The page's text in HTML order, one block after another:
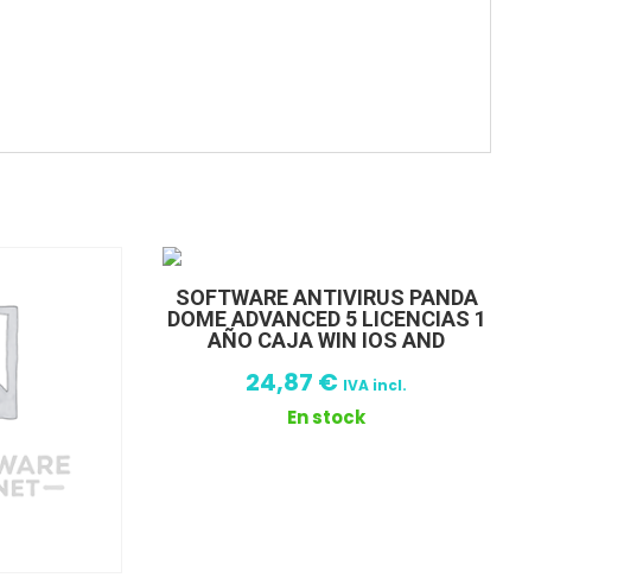
SOFTWARE ANTIVIRUS PANDA
DOME ADVANCED 5 LICENCIAS 1
AÑO CAJA WIN IOS AND
24,87 € IVA incl.
En stock